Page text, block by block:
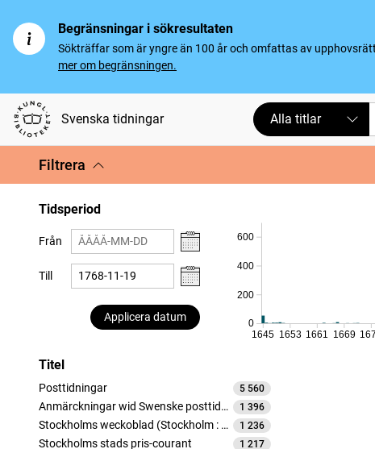
Begränsningar i sökresultaten
Sökträffar som är yngre än 100 år och omfattas av
mer om begränsningen.
Svenska tidningar Alla titlar
Filtrera
Tidsperiod
Från
Till
Applicera datum
0
200
400
600
1645 1653 1661 1669
Titel
Posttidningar 5 560
träffar
Anmärckningar wid Swenske posttidningarne
1 396
träffar
Stockholms weckoblad (Stockholm : 1745)
1 236
träffar
Stockholms stads pris-courant
1 217